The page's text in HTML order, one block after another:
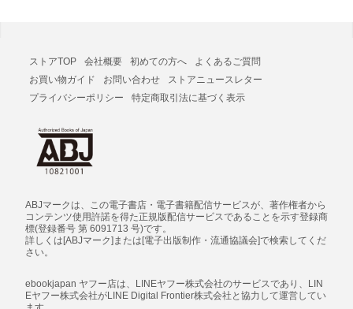
ストアTOP 会社概要 初めての方へ
よくあるご質問
お買い物ガイド
お問い合わせ
ストアニュースレター
プライバシーポリシー
特定商取引法に基づく表示
ABJマークは、この電子書店・電子書籍配信サービスが、著作権者から
コンテンツ使用許諾を得た正規版配信サービスであることを示す登録商
標(登録番号 第 6091713 号)です。
詳しくは[ABJマーク]または[電子出版制作・流通協議会]で検索してくだ
さい。
ebookjapan ヤフー店は、LINEヤフー株式会社のサービスであり、LIN
Eヤフー株式会社がLINE Digital Frontier株式会社と協力して運営してい